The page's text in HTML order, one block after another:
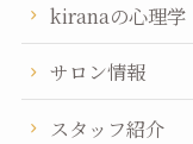
kiranaの心理学
サロン情報
スタッフ紹介